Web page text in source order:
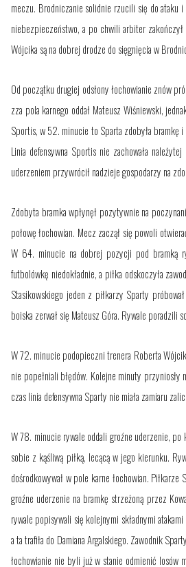
meczu. Brodniczanie solidnie rzucili się do ataku i
niebezpieczeństwo, a po chwili arbiter
Wójcika są na dobrej drodze do sięgnięcia w
Od początku drugiej odsłony łochowianie znów
zza pola karnego oddał Mateusz Wiśniewski,
Sportis, w 52. minucie to Sparta zdobyła bramkę
Linia defensywna Sportis nie zachowała
uderzeniem przywrócił nadzieje gospodarzy na
Zdobyta bramka wpłynęł pozytywnie na
połowę łochowian. Mecz zaczął się powoli
W 64. minucie na dobrej pozycji pod bramką
futbolówkę niedokładnie, a piłka odskoczyła
Stasikowskiego jeden z piłkarzy Sparty
boiska zerwał się Mateusz Góra. Rywale poradzili
W 72. minucie podopieczni trenera Roberta
nie popełniali błędów. Kolejne minuty przyniosły
czas linia defensywna Sparty nie miała zamiaru
W 78. minucie rywale oddali groźne uderzenie,
sobie z kąśliwą piłką, lecącą w jego kierunku.
dośrodkowywał w pole karne łochowian.
groźne uderzenie na bramkę strzeżoną przez
rywale popisywali się kolejnymi składnymi atakami
a ta trafiła do Damiana Argalskiego. Zawodnik
łochowianie nie byli już w stanie odmienić losów